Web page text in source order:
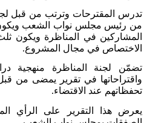
تدرس المقترحات وترتب من قبل
من رئيس مجلس نواب الشعب
المشاركين في المناظرة ويكون
الاختصاص في مجال المشروع.
تضمّن لجنة المناظرة منهجية
واقتراحاتها في تقرير يمضى من
تحفظاتهم عند الاقتضاء.
يعرض هذا التقرير على الرأي